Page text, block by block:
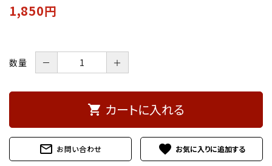
1,850円
数量 － ＋
shopping_cart カートに入れる
mail_outline お問い合わせ favorite